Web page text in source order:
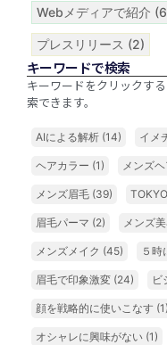
Webメディアで紹介
プレスリリース (2)
キーワードで検索
キーワードをクリックす
索できます。
AIによる解析 (14) イメ
ヘアカラー (1) メンズヘ
メンズ眉毛 (39)
眉毛パーマ (2) メンズ
メンズメイク (45) ５時
眉毛で印象激変 (24) ビ
顔を戦略的に使いこなす (1)
オシャレに興味がない (1)